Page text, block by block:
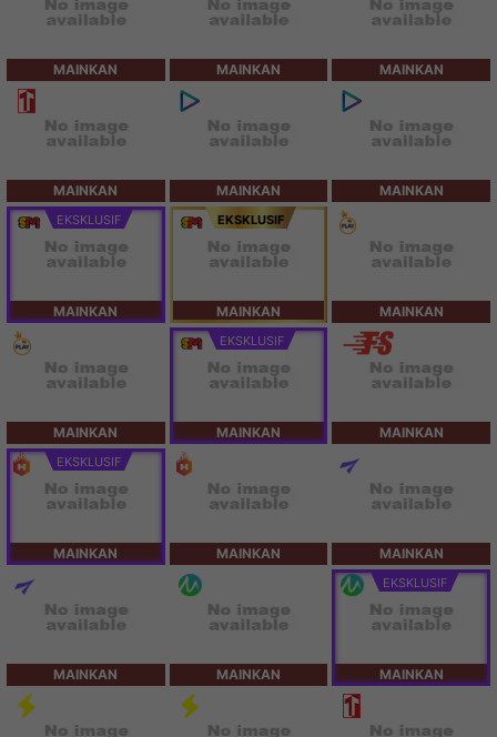
MAINKAN MAINKAN MAINKAN
MAINKAN MAINKAN MAINKAN
EKSKLUSIF
MAINKAN
EKSKLUSIF
MAINKAN MAINKAN
MAINKAN
EKSKLUSIF
MAINKAN MAINKAN
EKSKLUSIF
MAINKAN MAINKAN MAINKAN
MAINKAN MAINKAN
EKSKLUSIF
MAINKAN